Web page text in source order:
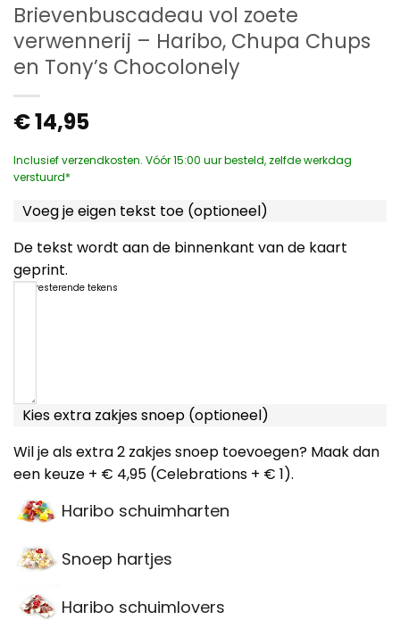
Brievenbuscadeau vol zoete
verwennerij – Haribo, Chupa Chups
en Tony’s Chocolonely
€14,95
Inclusief verzendkosten. Vóór 15:00 uur besteld, zelfde werkdag
verstuurd*
Voeg je eigen tekst toe (optioneel)
De tekst wordt aan de binnenkant van de kaart
geprint.
resterende tekens
Kies extra zakjes snoep (optioneel)
Wil je als extra 2 zakjes snoep toevoegen? Maak dan
een keuze + € 4,95 (Celebrations + € 1).
Haribo schuimharten
Snoep hartjes
Haribo schuimlovers